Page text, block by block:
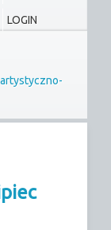
LOGIN